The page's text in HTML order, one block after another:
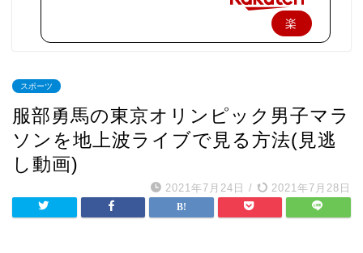
楽
入
スポーツ
服部勇馬の東京オリンピック男子マラ
ソンを地上波ライブで見る方法(見逃
し動画)
2021年7月24日 / 2021年7月28日